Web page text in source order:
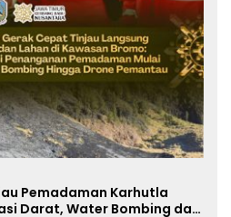
Pemadaman Karhutla
Darat, Water Bombing dan